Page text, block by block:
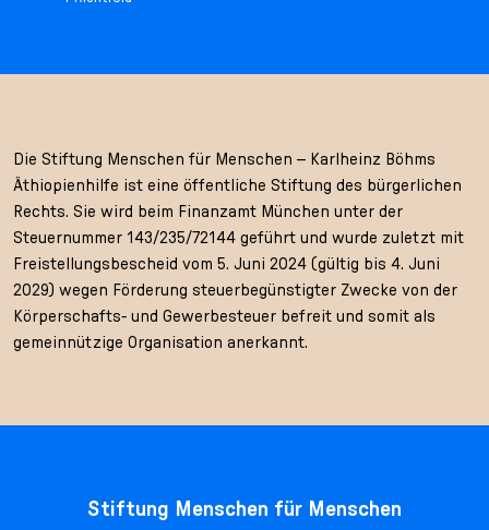
Die Stiftung Menschen für Menschen – Karlheinz Böhms
Äthiopienhilfe ist eine öffentliche Stiftung des bürgerlichen
Rechts. Sie wird beim Finanzamt München unter der
Steuernummer 143/235/72144 geführt und wurde zuletzt mit
Freistellungsbescheid vom 5. Juni 2024 (gültig bis 4. Juni
2029) wegen Förderung steuerbegünstigter Zwecke von der
Körperschafts- und Gewerbesteuer befreit und somit als
gemeinnützige Organisation anerkannt.
Stiftung Menschen für Menschen